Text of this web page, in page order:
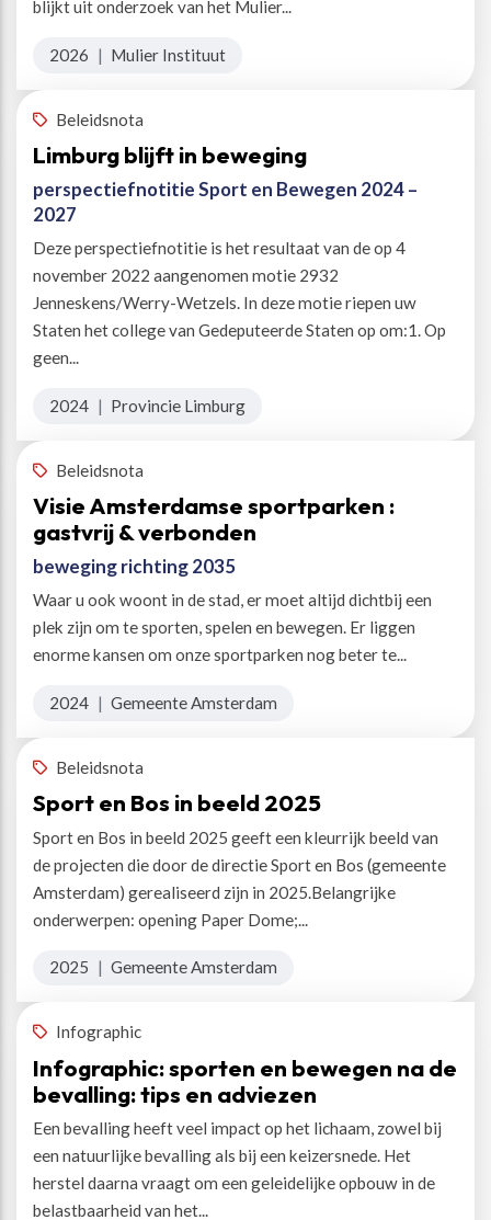
blijkt uit onderzoek van het Mulier...
2026 | Mulier Instituut
Beleidsnota
Limburg blijft in beweging
perspectiefnotitie Sport en Bewegen 2024 –
2027
Deze perspectiefnotitie is het resultaat van de op 4
november 2022 aangenomen motie 2932
Jenneskens/Werry-Wetzels. In deze motie riepen uw
Staten het college van Gedeputeerde Staten op om:1. Op
geen...
2024 | Provincie Limburg
Beleidsnota
Visie Amsterdamse sportparken :
gastvrij & verbonden
beweging richting 2035
Waar u ook woont in de stad, er moet altijd dichtbij een
plek zijn om te sporten, spelen en bewegen. Er liggen
enorme kansen om onze sportparken nog beter te...
2024 | Gemeente Amsterdam
Beleidsnota
Sport en Bos in beeld 2025
Sport en Bos in beeld 2025 geeft een kleurrijk beeld van
de projecten die door de directie Sport en Bos (gemeente
Amsterdam) gerealiseerd zijn in 2025.Belangrijke
onderwerpen: opening Paper Dome;...
2025 | Gemeente Amsterdam
Infographic
Infographic: sporten en bewegen na de
bevalling: tips en adviezen
Een bevalling heeft veel impact op het lichaam, zowel bij
een natuurlijke bevalling als bij een keizersnede. Het
herstel daarna vraagt om een geleidelijke opbouw in de
belastbaarheid van het...